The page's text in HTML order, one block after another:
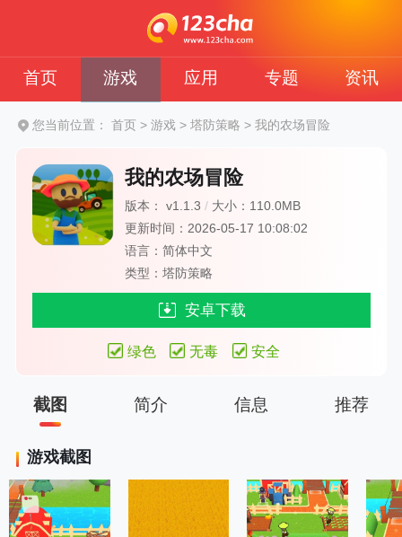
首页 游戏 应用 专题 资讯
您当前位置： 首页 > 游戏 > 塔防策略 >我的农场冒险
我的农场冒险
版本： v1.1.3/ 大小：110.0MB
更新时间：2026-05-17 10:08:02
语言：简体中文
类型：塔防策略
安卓下载
绿色 无毒 安全
截图 简介 信息 推荐
游戏截图